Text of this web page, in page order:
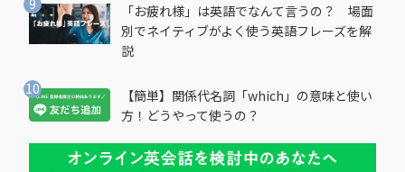
「お疲れ様」は英語でなんて言うの？ 場面
別でネイティブがよく使う英語フレーズを解
説
【簡単】関係代名詞「which」の意味と使い
方！どうやって使うの？